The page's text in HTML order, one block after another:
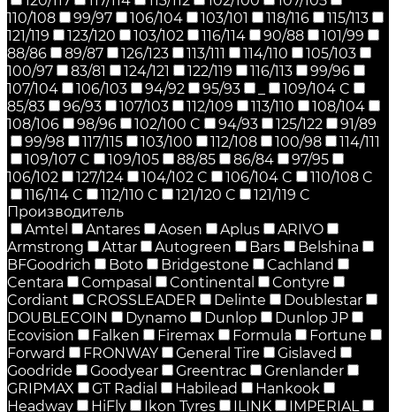
110/108
99/97 106/104 103/101 118/116
115/113
121/119
123/120 103/102 116/114 90/88
101/99
88/86
89/87 126/123 113/111 114/110
105/103
100/97
83/81 124/121 122/119 116/113
99/96
107/104
106/103 94/92 95/93
109/104 C
85/83
96/93 107/103 112/109 113/110
108/104
108/106
98/96 102/100 C 94/93 125/122
91/89
99/98
117/115 103/100 112/108 100/98
114/111
109/107 C
109/105 88/85 86/84
97/95
106/102
127/124 104/102 C 106/104 C
110/108 C
116/114 C
112/110 C 121/120 C
121/119 C
Производитель
Amtel
Antares Aosen Aplus
ARIVO
Armstrong
Attar Autogreen Bars
Belshina
BFGoodrich
Boto Bridgestone
Cachland
Centara
Compasal Continental
Contyre
Cordiant
CROSSLEADER Delinte
Doublestar
DOUBLECOIN
Dynamo Dunlop
Dunlop JP
Ecovision
Falken Firemax Formula
Fortune
Forward
FRONWAY General Tire
Gislaved
Goodride
Goodyear Greentrac
Grenlander
GRIPMAX
GT Radial Habilead
Hankook
Headway
HiFly Ikon Tyres ILINK
IMPERIAL